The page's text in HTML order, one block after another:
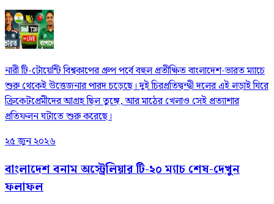
নারী টি-টোয়েন্টি বিশ্বকাপের গ্রুপ পর্বে বহুল প্রতীক্ষিত বাংলাদেশ-ভারত ম্যাচে
শুরু থেকেই উত্তেজনার পারদ চড়েছে। দুই চিরপ্রতিদ্বন্দ্বী দলের এই লড়াই ঘিরে
ক্রিকেটপ্রেমীদের আগ্রহ ছিল তুঙ্গে, আর মাঠের খেলাও সেই প্রত্যাশার
প্রতিফলন ঘটাতে শুরু করেছে।
২৫ জুন ২০২৬
বাংলাদেশ বনাম অস্ট্রেলিয়ার টি-২০ ম্যাচ শেষ-দেখুন
ফলাফল